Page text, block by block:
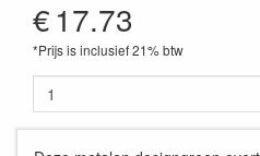
€17.73
*Prijs is inclusief 21% btw